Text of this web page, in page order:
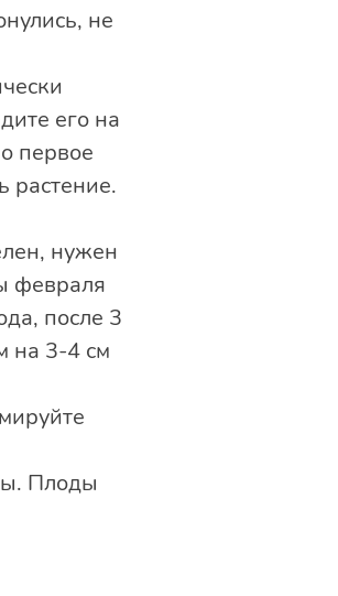
не
его на
первое
растение.
нужен
февраля
после 3
на 3-4 см
Плоды